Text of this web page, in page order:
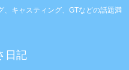
、キャスティング、GTなどの話題満
日記